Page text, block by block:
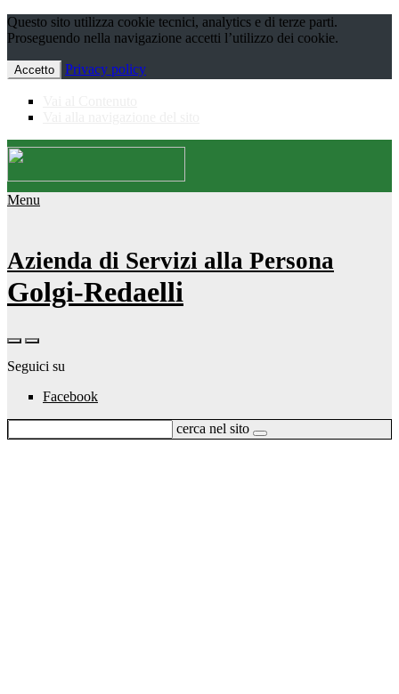
Questo sito utilizza cookie tecnici, analytics e di terze parti.
Proseguendo nella navigazione accetti l’utilizzo dei cookie.
Accetto Privacy policy
Menu
Azienda di Servizi alla Persona
Golgi-Redaelli
Seguici su
Facebook
cerca nel sito